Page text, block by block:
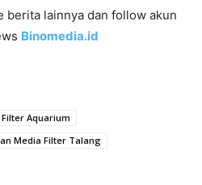
berita lainnya dan follow akun
Binomedia.id
Aquarium
Media Filter Talang